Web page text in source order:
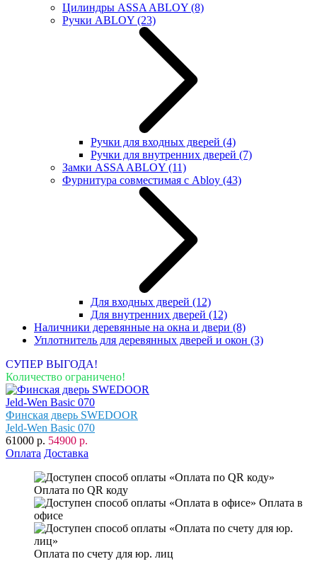
Цилиндры ASSA ABLOY (8)
Ручки ABLOY (23)
Ручки для входных дверей (4)
Ручки для внутренних дверей (7)
Замки ASSA ABLOY (11)
Фурнитура совместимая с Abloy (43)
Для входных дверей (12)
Для внутренних дверей (12)
Наличники деревянные на окна и двери (8)
Уплотнитель для деревянных дверей и окон (3)
СУПЕР ВЫГОДА!
Количество ограничено!
Финская дверь SWEDOOR
Jeld-Wen Basic 070
61000 р. 54900 р.
Оплата Доставка
Оплата по QR коду
Оплата в
офисе
Оплата по счету для юр. лиц